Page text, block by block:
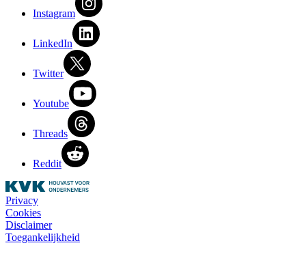
Instagram
LinkedIn
Twitter
Youtube
Threads
Reddit
Privacy
Cookies
Disclaimer
Toegankelijkheid